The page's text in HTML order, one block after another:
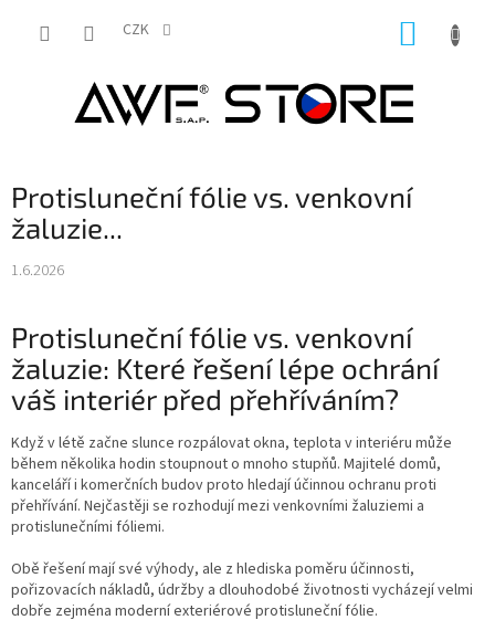
CZK
Protisluneční fólie vs. venkovní
žaluzie...
1.6.2026
Protisluneční fólie vs. venkovní
žaluzie: Které řešení lépe ochrání
váš interiér před přehříváním?
Když v létě začne slunce rozpálovat okna, teplota v interiéru může
během několika hodin stoupnout o mnoho stupňů. Majitelé domů,
kanceláří i komerčních budov proto hledají účinnou ochranu proti
přehřívání. Nejčastěji se rozhodují mezi venkovními žaluziemi a
protislunečními fóliemi.
Obě řešení mají své výhody, ale z hlediska poměru účinnosti,
pořizovacích nákladů, údržby a dlouhodobé životnosti vycházejí velmi
dobře zejména moderní exteriérové protisluneční fólie.